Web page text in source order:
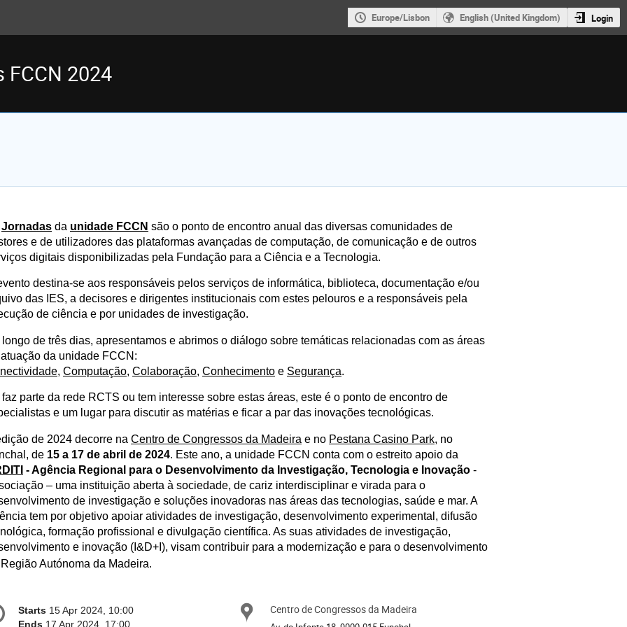
Europe/Lisbon English (United Kingdom) Login
2024
Jornadas da unidade FCCN são o ponto de encontro anual das diversas comunidades de
e de utilizadores das plataformas avançadas de computação, de comunicação e de outros
digitais disponibilizadas pela Fundação para a Ciência e a Tecnologia.
destina-se aos responsáveis pelos serviços de informática, biblioteca, documentação e/ou
das IES, a decisores e dirigentes institucionais com estes pelouros e a responsáveis pela
de ciência e por unidades de investigação.
de três dias, apresentamos e abrimos o diálogo sobre temáticas relacionadas com as áreas
da unidade FCCN:
, Computação, Colaboração, Conhecimento e Segurança.
faz parte da rede RCTS ou tem interesse sobre estas áreas, este é o ponto de encontro de
e um lugar para discutir as matérias e ficar a par das inovações tecnológicas.
de 2024 decorre na Centro de Congressos da Madeira e no Pestana Casino Park, no
de 15 a 17 de abril de 2024. Este ano, a unidade FCCN conta com o estreito apoio da
- Agência Regional para o Desenvolvimento da Investigação, Tecnologia e Inovação -
– uma instituição aberta à sociedade, de cariz interdisciplinar e virada para o
de investigação e soluções inovadoras nas áreas das tecnologias, saúde e mar. A
tem por objetivo apoiar atividades de investigação, desenvolvimento experimental, difusão
formação profissional e divulgação científica. As suas atividades de investigação,
e inovação (I&D+I), visam contribuir para a modernização e para o desenvolvimento
Autónoma da Madeira.
Date/Time
Starts 15 Apr 2024, 10:00
Ends 17 Apr 2024, 17:00 Location
Centro de Congressos da Madeira